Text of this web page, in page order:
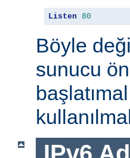
Listen 80
Böyle
sunucu